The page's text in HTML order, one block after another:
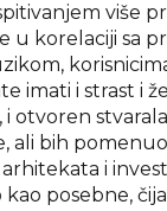
više
u korelaciji sa
imati i strast i
i otvoren
ali bih
i
kao posebne,